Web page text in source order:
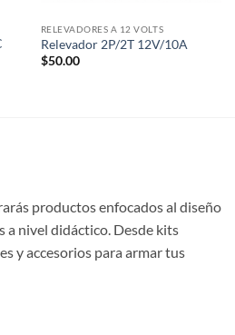
RELEVADORES A 12 VOLTS
Relevador 2P/2T 12V/10A
$50.00
productos enfocados al diseño
nivel didáctico. Desde kits
y accesorios para armar tus